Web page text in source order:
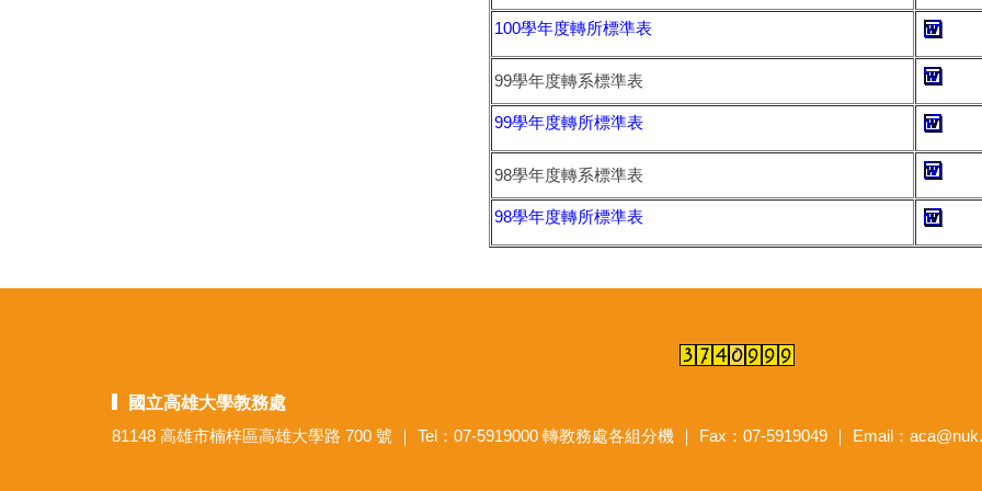
100學年度轉所標準表
99學年度轉系標準表
99學年度轉所標準表
98學年度轉系標準表
98學年度轉所標準表
國立高雄大學教務處
81148 高雄市楠梓區高雄大學路 700 號 ｜ Tel：07-5919000 轉教務處各組分機 ｜ Fax：07-5919049 ｜ Email：